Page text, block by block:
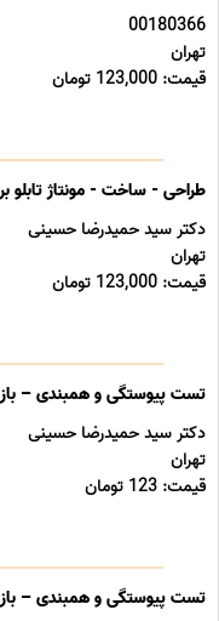
00180366
تهران
قیمت: 123,000 تومان
طراحی - ساخت - مونتاژ تابلو
دکتر سید حمیدرضا حسینی
تهران
قیمت: 123,000 تومان
تست پیوستگی و همبندی –
دکتر سید حمیدرضا حسینی
تهران
قیمت: 123 تومان
تست پیوستگی و همبندی –